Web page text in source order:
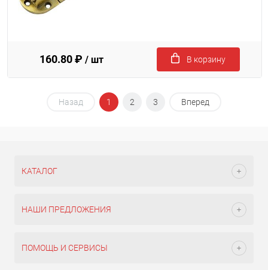
160.80 ₽ / шт В корзину
Назад 1 2 3 Вперед
КАТАЛОГ
НАШИ ПРЕДЛОЖЕНИЯ
ПОМОЩЬ И СЕРВИСЫ